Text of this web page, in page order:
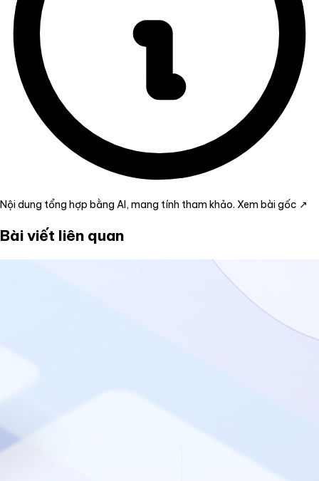
Nội dung tổng hợp bằng AI, mang tính tham khảo. Xem bài gốc ↗
Bài viết liên quan